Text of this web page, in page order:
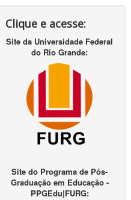
Clique e acesse:
Site da Universidade Federal
do Rio Grande:
Site do Programa de Pós-
Graduação em Educação -
PPGEdu|FURG: